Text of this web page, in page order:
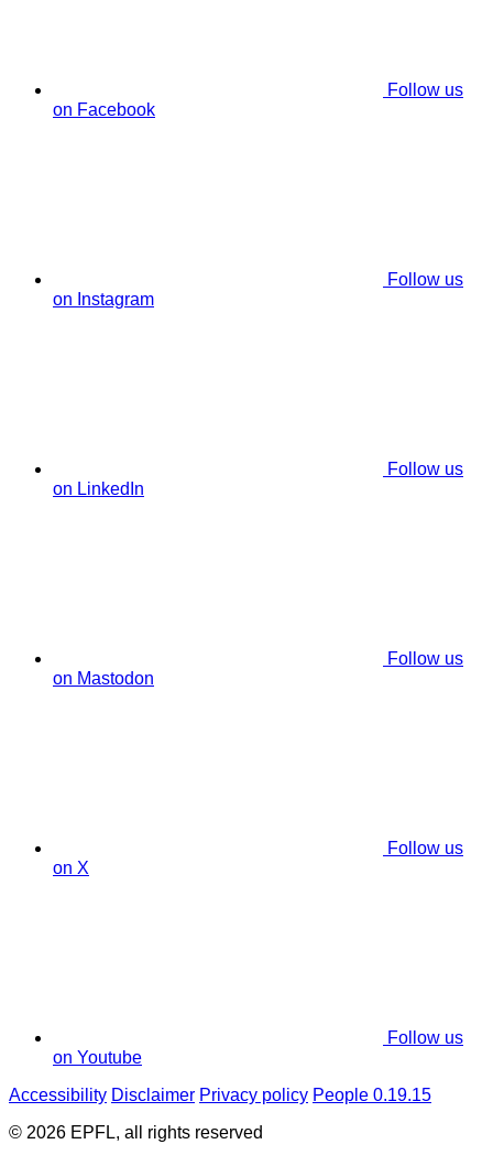
Follow us
on Facebook
Follow us
on Instagram
Follow us
on LinkedIn
Follow us
on Mastodon
Follow us
on X
Follow us
on Youtube
Accessibility Disclaimer Privacy policy People 0.19.15
© 2026 EPFL, all rights reserved